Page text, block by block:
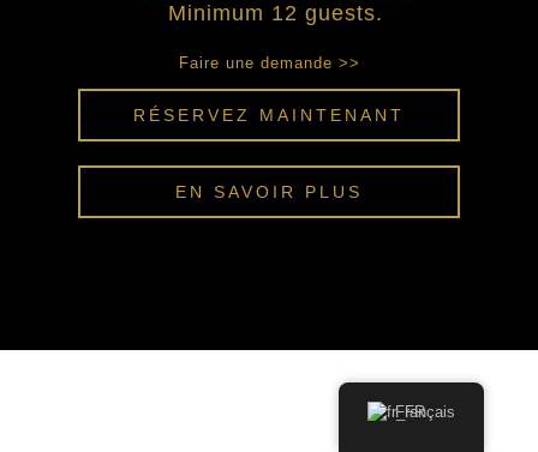
Minimum 12 guests.
Faire une demande >>
RÉSERVEZ MAINTENANT
EN SAVOIR PLUS
Français